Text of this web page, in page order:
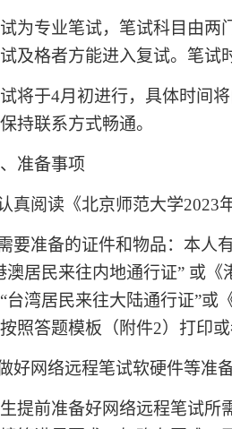
为专业笔试，笔试科目由两
及格者方能进入复试。笔试
将于4月初进行，具体时间
持联系方式畅通。
准备事项
真阅读《北京师范大学2023
要准备的证件和物品：本人
澳居民来往内地通行证” 或
台湾居民来往大陆通行证”或
照答题模板（附件2）打印或
好网络远程笔试软硬件等准备
提前准备好网络远程笔试所